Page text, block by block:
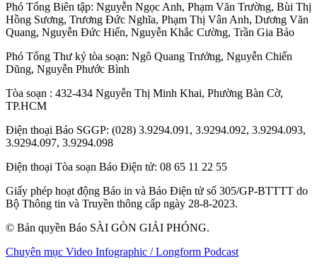
Phó Tổng Biên tập: Nguyễn Ngọc Anh, Phạm Văn Trường, Bùi Thị
Hồng Sương, Trương Đức Nghĩa, Phạm Thị Vân Anh, Dương Văn
Quang, Nguyễn Đức Hiển, Nguyễn Khắc Cường, Trần Gia Bảo
Phó Tổng Thư ký tòa soạn: Ngô Quang Trưởng, Nguyễn Chiến
Dũng, Nguyễn Phước Bình
Tòa soạn : 432-434 Nguyễn Thị Minh Khai, Phường Bàn Cờ,
TP.HCM
Điện thoại Báo SGGP: (028) 3.9294.091, 3.9294.092, 3.9294.093,
3.9294.097, 3.9294.098
Điện thoại Tòa soạn Báo Điện tử: 08 65 11 22 55
Giấy phép hoạt động Báo in và Báo Điện tử số 305/GP-BTTTT do
Bộ Thông tin và Truyền thông cấp ngày 28-8-2023.
© Bản quyền Báo SÀI GÒN GIẢI PHÓNG.
Chuyên mục Video Infographic / Longform Podcast